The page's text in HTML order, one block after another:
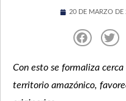
20 DE MARZO DE
Con esto se formaliza
territorio amazónico,